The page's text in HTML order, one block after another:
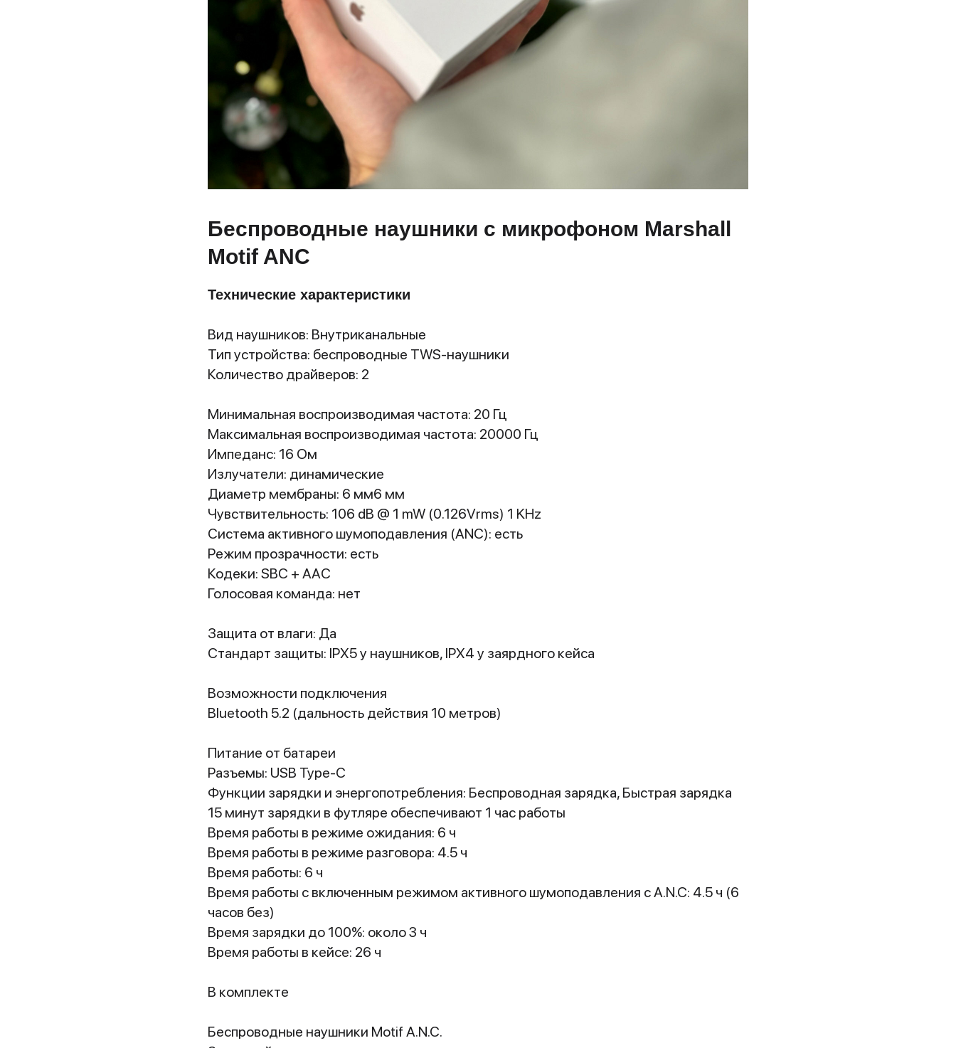
Беспроводные наушники с микрофоном Marshall
Motif ANC
Технические характеристики
Вид наушников: Внутриканальные
Тип устройства: беспроводные TWS-наушники
Количество драйверов: 2
Минимальная воспроизводимая частота: 20 Гц
Максимальная воспроизводимая частота: 20000 Гц
Импеданс: 16 Ом
Излучатели: динамические
Диаметр мембраны: 6 мм6 мм
Чувствительность: 106 dB @ 1 mW (0.126Vrms) 1 KHz
Система активного шумоподавления (ANC): есть
Режим прозрачности: есть
Кодеки: SBC + AAC
Голосовая команда: нет
Защита от влаги: Да
Стандарт защиты: IPX5 у наушников, IPX4 у заярдного кейса
Возможности подключения
Bluetooth 5.2 (дальность действия 10 метров)
Питание от батареи
Разъемы: USB Type-C
Функции зарядки и энергопотребления: Беспроводная зарядка, Быстрая зарядка
15 минут зарядки в футляре обеспечивают 1 час работы
Время работы в режиме ожидания: 6 ч
Время работы в режиме разговора: 4.5 ч
Время работы: 6 ч
Время работы с включенным режимом активного шумоподавления с A.N.C: 4.5 ч (6
часов без)
Время зарядки до 100%: около 3 ч
Время работы в кейсе: 26 ч
В комплекте
Беспроводные наушники Motif A.N.C.